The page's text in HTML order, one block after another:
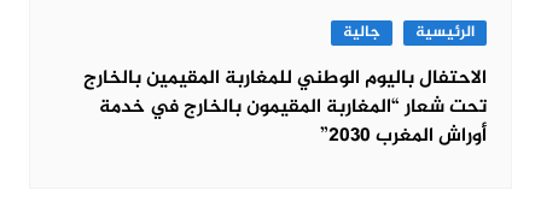
الرئيسية جالية
الاحتفال باليوم الوطني للمغاربة المقيمين بالخارج
تحت شعار “المغاربة المقيمون بالخارج في خدمة
أوراش المغرب 2030”